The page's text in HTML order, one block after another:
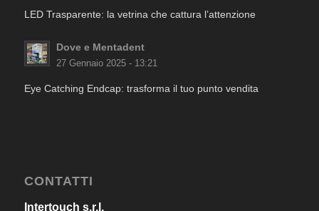
LED Trasparente: la vetrina che cattura l’attenzione
Dove e Mentadent
27 Gennaio 2025 - 13:21
Eye Catching Endcap: trasforma il tuo punto vendita
CONTATTI
Intertouch s.r.l.